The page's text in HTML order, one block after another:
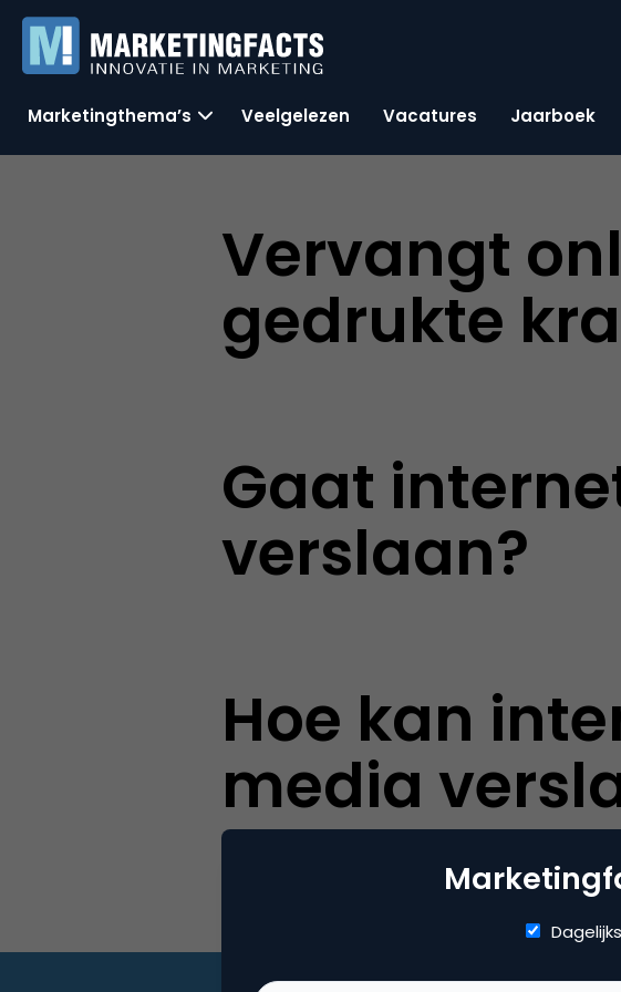
Marketingthema’s Veelgelezen Vacatures Jaarboek
Vervangt
gedrukte
Gaat
verslaan?
Hoe kan
media